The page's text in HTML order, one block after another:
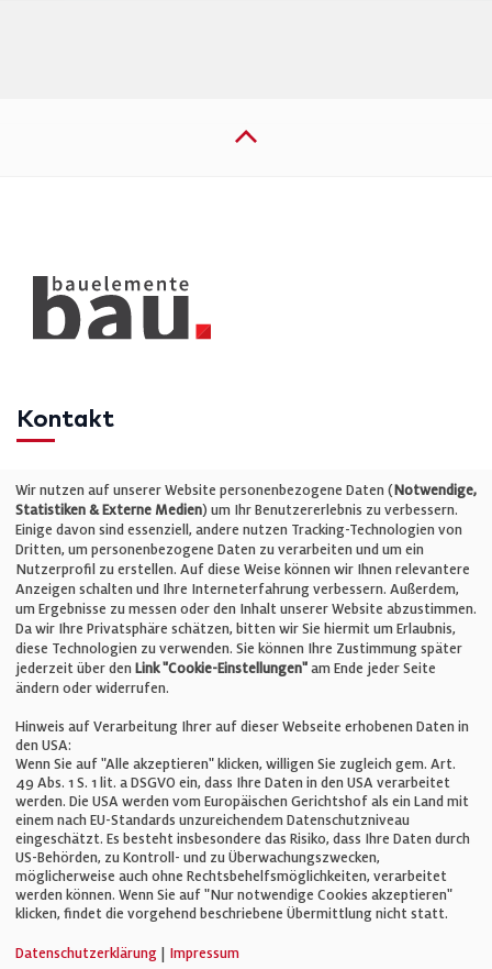
Kontakt
Telefon: +49 (0)711 2585563-0
E-Mail:info@bauelemente-bau.eu
Unternehmen
Impressum
Cookie-Einstellungen
AGB
© Verlag für Fachpublizistik GmbH
Wir nutzen auf unserer Website personenbezogene Daten (Notwendige,
Statistiken & Externe Medien) um Ihr Benutzererlebnis zu verbessern.
Einige davon sind essenziell, andere nutzen Tracking-Technologien von
Dritten, um personenbezogene Daten zu verarbeiten und um ein
Nutzerprofil zu erstellen. Auf diese Weise können wir Ihnen relevantere
Anzeigen schalten und Ihre Interneterfahrung verbessern. Außerdem,
um Ergebnisse zu messen oder den Inhalt unserer Website abzustimmen.
Da wir Ihre Privatsphäre schätzen, bitten wir Sie hiermit um Erlaubnis,
diese Technologien zu verwenden. Sie können Ihre Zustimmung später
jederzeit über den Link "Cookie-Einstellungen" am Ende jeder Seite
ändern oder widerrufen.
Hinweis auf Verarbeitung Ihrer auf dieser Webseite erhobenen Daten in
den USA:
Wenn Sie auf "Alle akzeptieren" klicken, willigen Sie zugleich gem. Art.
49 Abs. 1 S. 1 lit. a DSGVO ein, dass Ihre Daten in den USA verarbeitet
werden. Die USA werden vom Europäischen Gerichtshof als ein Land mit
einem nach EU-Standards unzureichendem Datenschutzniveau
eingeschätzt. Es besteht insbesondere das Risiko, dass Ihre Daten durch
US-Behörden, zu Kontroll- und zu Überwachungszwecken,
möglicherweise auch ohne Rechtsbehelfsmöglichkeiten, verarbeitet
werden können. Wenn Sie auf "Nur notwendige Cookies akzeptieren"
klicken, findet die vorgehend beschriebene Übermittlung nicht statt.
Datenschutzerklärung Impressum